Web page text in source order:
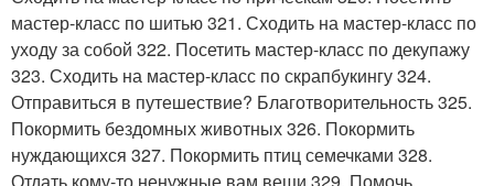
мастер-класс по шитью 321. Сходить на мастер-класс по
уходу за собой 322. Посетить мастер-класс по декупажу
323. Сходить на мастер-класс по скрапбукингу 324.
Отправиться в путешествие? Благотворительность 325.
Покормить бездомных животных 326. Покормить
нуждающихся 327. Покормить птиц семечками 328.